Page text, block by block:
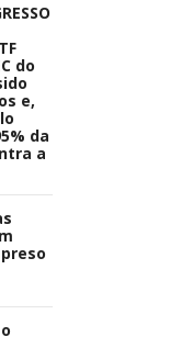
do
e,
da
a